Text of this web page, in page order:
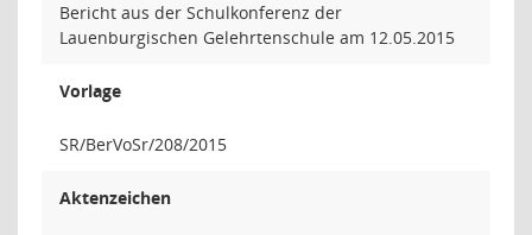
Bericht aus der Schulkonferenz der
Lauenburgischen Gelehrtenschule am 12.05.2015
Vorlage
SR/BerVoSr/208/2015
Aktenzeichen